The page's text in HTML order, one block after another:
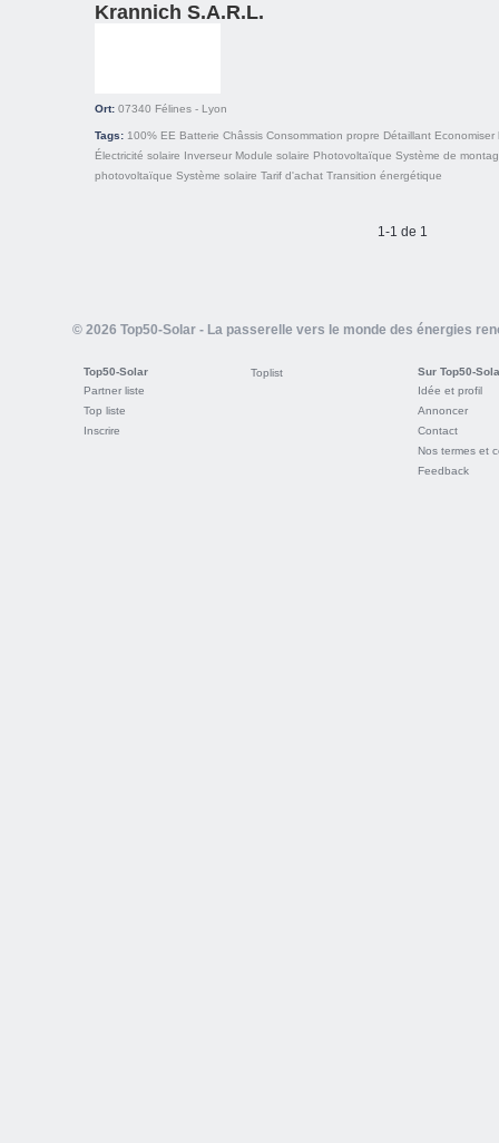
Krannich S.A.R.L.
Ort: 07340 Félines - Lyon
Tags: 100% EE Batterie Châssis Consommation propre Détaillant Economiser
Électricité solaire Inverseur Module solaire Photovoltaïque Système de
photovoltaïque Système solaire Tarif d'achat Transition énergétique
1-1 de 1
© 2026 Top50-Solar - La passerelle vers le monde des énergies
Top50-Solar
Partner liste
Top liste
Inscrire
Toplist
Sur Top50-
Idée et profil
Annoncer
Contact
Nos termes et
Feedback